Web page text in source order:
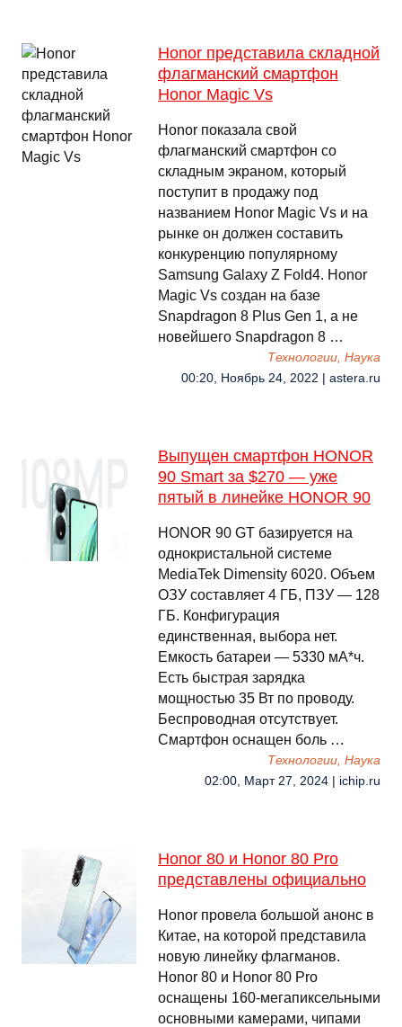
Honor представила складной
флагманский смартфон
Honor Magic Vs
Honor показала свой
флагманский смартфон со
складным экраном, который
поступит в продажу под
названием Honor Magic Vs и на
рынке он должен составить
конкуренцию популярному
Samsung Galaxy Z Fold4. Honor
Magic Vs создан на базе
Snapdragon 8 Plus Gen 1, а не
новейшего Snapdragon 8 …
Технологии, Наука
00:20, Ноябрь 24, 2022 | astera.ru
Выпущен смартфон HONOR
90 Smart за $270 — уже
пятый в линейке HONOR 90
HONOR 90 GT базируется на
однокристальной системе
MediaTek Dimensity 6020. Объем
ОЗУ составляет 4 ГБ, ПЗУ — 128
ГБ. Конфигурация
единственная, выбора нет.
Емкость батареи — 5330 мА*ч.
Есть быстрая зарядка
мощностью 35 Вт по проводу.
Беспроводная отсутствует.
Смартфон оснащен боль …
Технологии, Наука
02:00, Март 27, 2024 | ichip.ru
Honor 80 и Honor 80 Pro
представлены официально
Honor провела большой анонс в
Китае, на которой представила
новую линейку флагманов.
Honor 80 и Honor 80 Pro
оснащены 160-мегапиксельными
основными камерами, чипами